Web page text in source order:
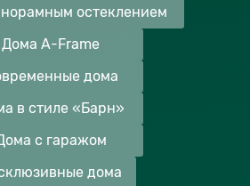
остеклением
Дома A-Frame
дома
в стиле «Барн»
с гаражом
дома